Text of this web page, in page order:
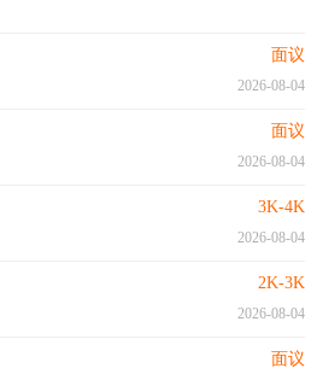
面议
2026-08-04
面议
2026-08-04
3K-4K
2026-08-04
2K-3K
2026-08-04
面议